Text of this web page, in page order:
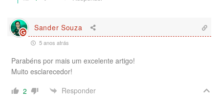
Sander Souza
5 anos atrás
Parabéns por mais um excelente artigo!
Muito esclarecedor!
2
Responder